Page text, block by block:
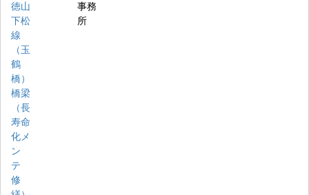
徳山
下松
線
（玉
鶴
橋）
橋梁
（長
寿命
化メ
ン
テ
修
事務
所